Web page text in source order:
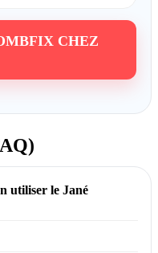
CHEZ
utiliser le Jané